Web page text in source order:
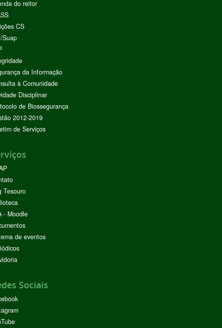
do reitor
CS
Suap
da Informação
à Comunidade
Disciplinar
de Biossegurança
2012-2019
de Serviços
Tesouro
- Moodle
de eventos
Sociais